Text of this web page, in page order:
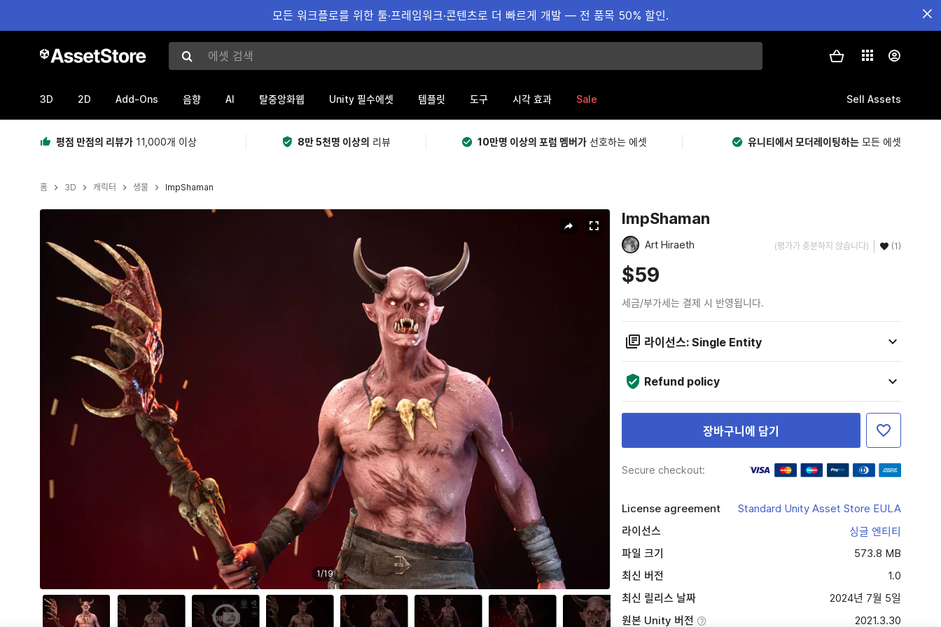
모든 워크플로를 위한 툴·프레임워크·콘텐츠로 더 빠르게 개발 — 전 품목 50% 할인.
에셋 검색
3D 2D Add-Ons 음향 AI 탈중앙화웹 Unity 필수에셋 템플릿 도구 시각 효과 Sale Sell Assets
평점 만점의 리뷰가 11,000개 이상 8만 5천명 이상의 리뷰 10만명 이상의 포럼 멤버가 선호하는 에셋 유니티에서 모더레이팅하는 모든 에셋
홈 3D 캐릭터 생물 ImpShaman
1/19
ImpShaman
Art Hiraeth (평가가 충분하지 않습니다) (1)
$59
세금/부가세는 결제 시 반영됩니다.
라이선스: Single Entity
Refund policy
장바구니에 담기
Secure checkout:
License agreement
Standard Unity Asset Store EULA
라이선스
싱글 엔티티
파일 크기
573.8 MB
최신 버전
1.0
최신 릴리스 날짜
2024년 7월 5일
원본 Unity 버전
2021.3.30